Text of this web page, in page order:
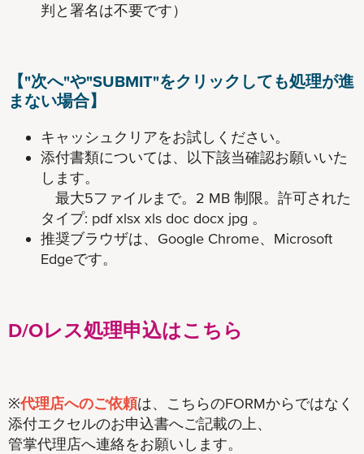
判と署名は不要です）
【"次へ"や"SUBMIT"をクリックしても処理が進
まない場合】
キャッシュクリアをお試しください。
添付書類については、以下該当確認お願いいた
します。
最大5ファイルまで。2 MB 制限。許可された
タイプ: pdf xlsx xls doc docx jpg 。
推奨ブラウザは、Google Chrome、Microsoft
Edgeです。
D/Oレス処理申込はこちら
※代理店へのご依頼は、こちらのFORMからではなく
添付エクセルのお申込書へご記載の上、
管掌代理店へ連絡をお願いします。